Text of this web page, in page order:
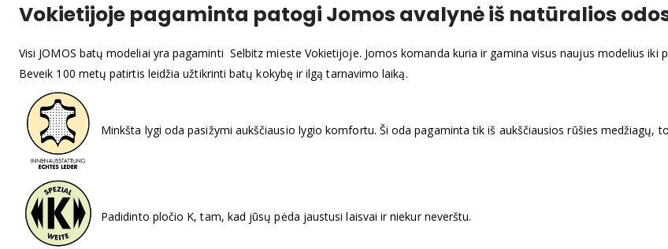
Vokietijoje pagaminta patogi Jomos avalynė iš natūralios
Visi JOMOS batų modeliai yra pagaminti Selbitz mieste Vokietijoje. Jomos komanda kuria ir gamina visus naujus modelius
Beveik 100 metų patirtis leidžia užtikrinti batų kokybę ir ilgą tarnavimo laiką.
Minkšta lygi oda pasižymi aukščiausio lygio komfortu. Ši oda pagaminta tik iš aukščiausios rūšies medžiagų,
Padidinto pločio K, tam, kad jūsų pėda jaustusi laisvai ir niekur neverštu.